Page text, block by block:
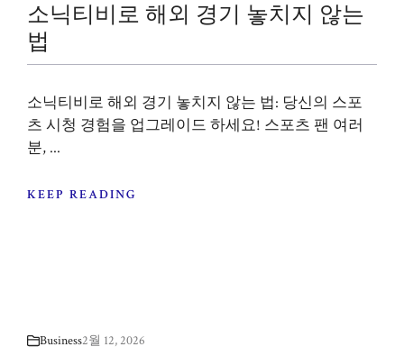
소닉티비로 해외 경기 놓치지 않는
법
소닉티비로 해외 경기 놓치지 않는 법: 당신의 스포
츠 시청 경험을 업그레이드 하세요! 스포츠 팬 여러
분, ...
KEEP READING
Business2월 12, 2026